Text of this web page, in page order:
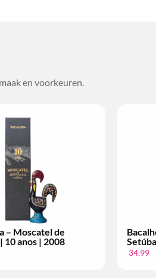
en voorkeuren.
de Arraiolos – Vinho
| Grande Escolha | Per